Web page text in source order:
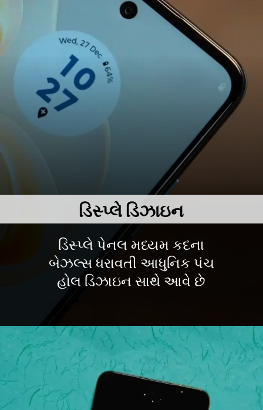
ડિસ્પ્લે પેનલ મધ્યમ કદના
બેઝલ્સ ધરાવતી આધુનિક પંચ
હોલ ડિઝાઇન સાથે આવે છે
ડિસ્પ્લે ડિઝાઇન